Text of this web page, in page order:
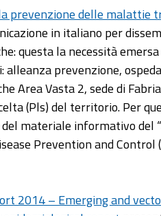
delle malattie
in italiano per
questa la necessità
alleanza prevenzione,
Area Vasta 2, sede di
(Pls) del territorio. Per
materiale informativo del
Prevention and
2014 – Emerging and